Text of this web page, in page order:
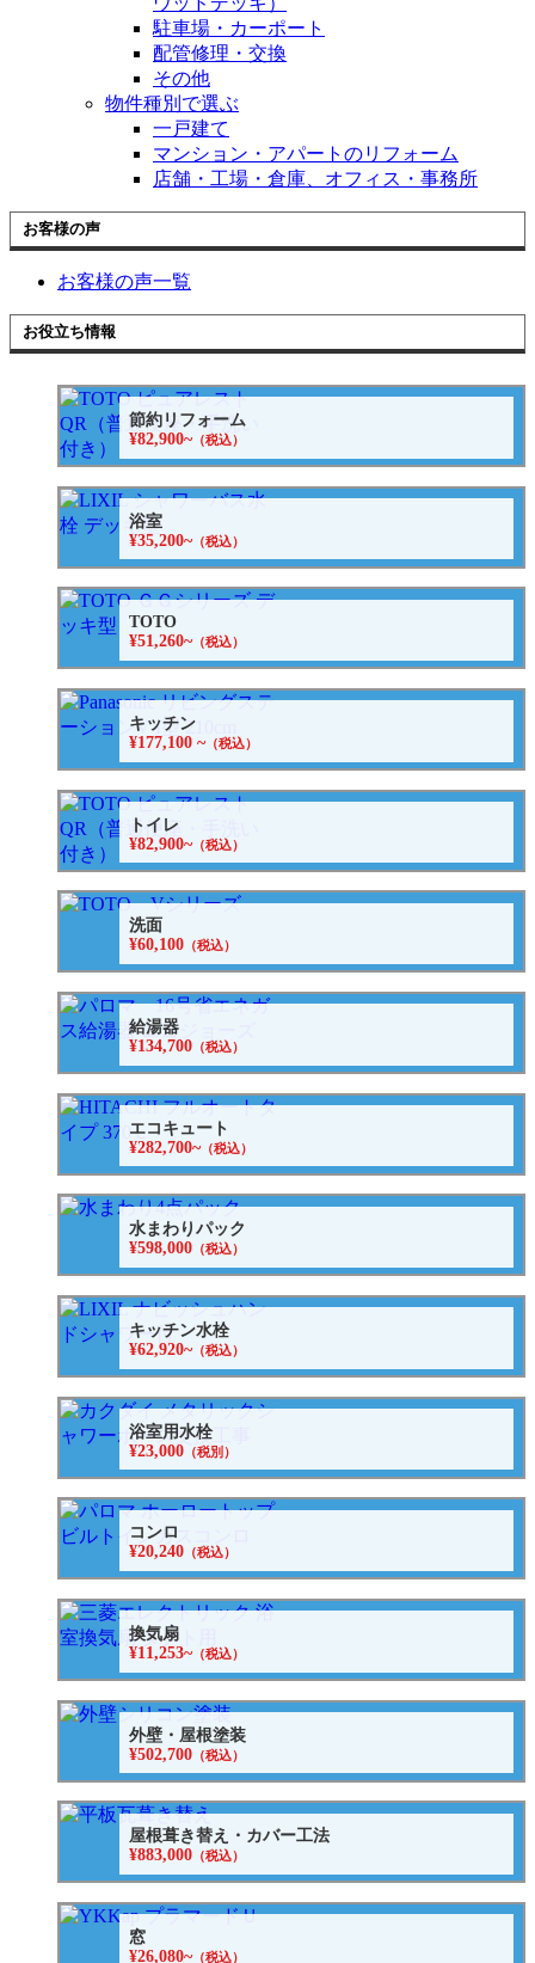
駐車場・カーポート
配管修理・交換
その他
物件種別で選ぶ
一戸建て
マンション・アパートのリフォーム
店舗・工場・倉庫、オフィス・事務所
お客様の声
お客様の声一覧
お役立ち情報
節約リフォーム
¥82,900~（税込）
浴室
¥35,200~（税込）
TOTO
¥51,260~（税込）
キッチン
¥177,100 ~（税込）
トイレ
¥82,900~（税込）
洗面
¥60,100 （税込）
給湯器
¥134,700 （税込）
エコキュート
¥282,700~（税込）
水まわりパック
¥598,000 （税込）
キッチン水栓
¥62,920~（税込）
浴室用水栓
¥23,000 （税別）
コンロ
¥20,240 （税込）
換気扇
¥11,253~（税込）
外壁・屋根塗装
¥502,700 （税込）
屋根葺き替え・カバー工法
¥883,000 （税込）
窓
¥26,080~（税込）